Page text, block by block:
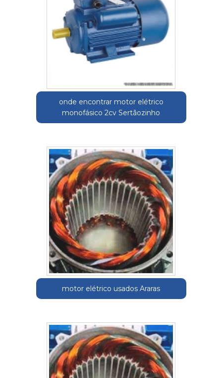
onde encontrar motor elétrico
monofásico 2cv Sertãozinho
motor elétrico usados Araras